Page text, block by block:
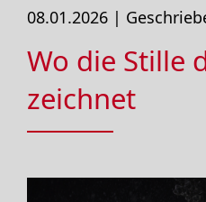
08.01.2026 |
Wo die Stille
zeichnet